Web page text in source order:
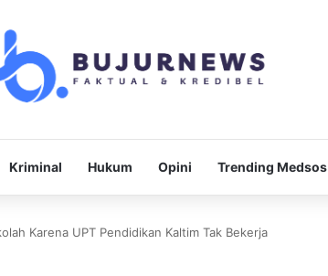
Kriminal Hukum Opini Trending Medsos
Karena UPT Pendidikan Kaltim Tak Bekerja